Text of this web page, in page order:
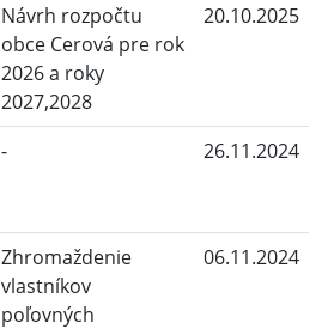
Návrh rozpočtu
obce Cerová pre rok
2026 a roky
2027,2028
20.10.2025
- 26.11.2024
Zhromaždenie
vlastníkov
poľovných
06.11.2024